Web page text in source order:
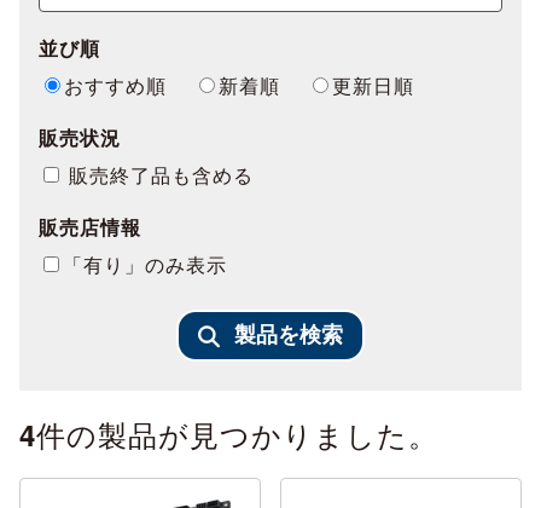
並び順
おすすめ順
新着順
更新日順
販売状況
販売終了品も含める
販売店情報
「有り」のみ表示
製品を検索
4件の製品が見つかりました。